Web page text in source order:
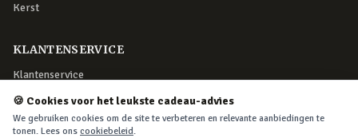
Kerst
KLANTENSERVICE
Klantenservice
Retourneren
Bestelling herroepen
🍪 Cookies voor het leukste cadeau-advies
We gebruiken cookies om de site te verbeteren en relevante aanbiedingen te
tonen. Lees ons cookiebeleid.